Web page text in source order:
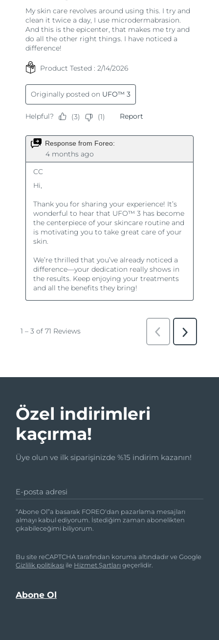
Özel indirimleri
kaçırma!
Üye olun ve ilk siparişinizde %15 indirim kazanın!
E-posta adresi
“Abone Ol”a basarak FOREO'dan pazarlama mesajları
almayı kabul ediyorum. İstediğim zaman abonelikten
çıkabileceğimi biliyorum.
Bu site reCAPTCHA tarafından koruma altındadır ve Google
Gizlilik politikası ile Hizmet Şartlarıgeçerlidir.